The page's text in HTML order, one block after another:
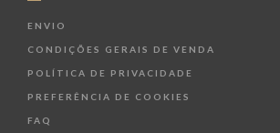
ENVIO
CONDIÇÕES GERAIS DE VENDA
POLÍTICA DE PRIVACIDADE
PREFERÊNCIA DE COOKIES
FAQ